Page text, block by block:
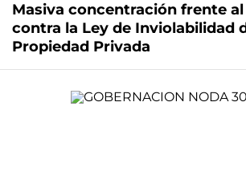
Masiva concentración frente
contra la Ley de Inviolabilidad
Propiedad Privada